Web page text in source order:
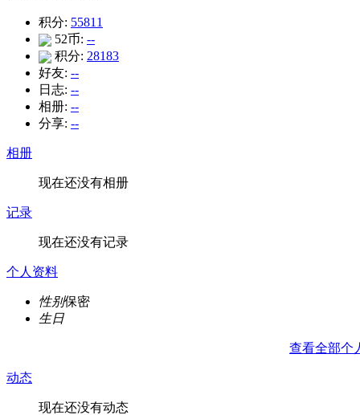
积分: 55811
52币: --
积分: 28183
好友: --
日志: --
相册: --
分享: --
相册
现在还没有相册
记录
现在还没有记录
个人资料
性别保密
生日
查看全部个
动态
现在还没有动态